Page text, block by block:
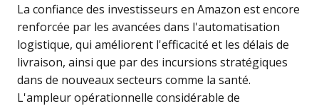
La confiance des investisseurs en Amazon est encore
renforcée par les avancées dans l'automatisation
logistique, qui améliorent l'efficacité et les délais de
livraison, ainsi que par des incursions stratégiques
dans de nouveaux secteurs comme la santé.
L'ampleur opérationnelle considérable de